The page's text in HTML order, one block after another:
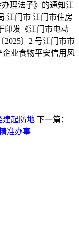
办理法子》的通知江
江门市 江门市住房
印发《江门市电动
2025〕2 号江门市市
企业食物平安信用风
建起防地 下一篇：
准办事